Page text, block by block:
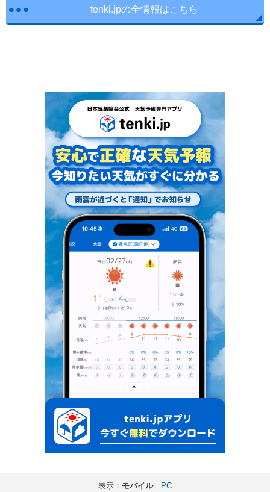
tenki.jpの全情報はこちら
表示： モバイル｜ PC